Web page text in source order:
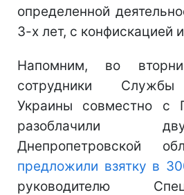
определенной
3-х лет, с конфискацией
Напомним, во
сотрудники Службы
Украины совместно с
разоблачили
Днепропетровской
предложили взятку в
руководителю